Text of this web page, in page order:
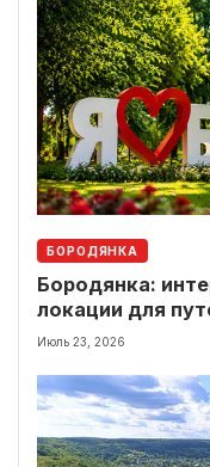
БОРОДЯНКА
Бородянка:
локации для
Июль 23, 2026